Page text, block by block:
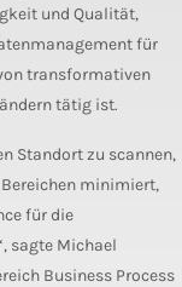
und Qualität,
für
transformativen
tätig ist.
Standort zu scannen,
minimiert,
für die
sagte Michael
Business Process